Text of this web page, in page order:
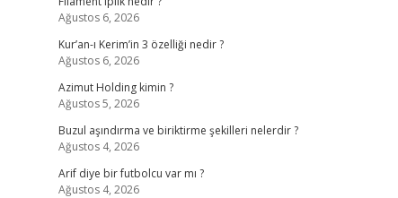
Ağustos 6, 2026
Kur’an-ı Kerim’in 3 özelliği nedir ?
Ağustos 6, 2026
Azimut Holding kimin ?
Ağustos 5, 2026
Buzul aşındırma ve biriktirme şekilleri nelerdir ?
Ağustos 4, 2026
Arif diye bir futbolcu var mı ?
Ağustos 4, 2026